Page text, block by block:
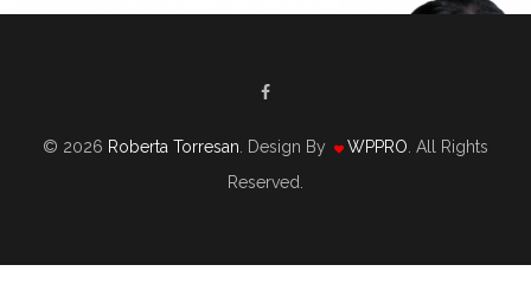
© 2026 Roberta Torresan . Design By WPPRO . All Rights
Reserved.